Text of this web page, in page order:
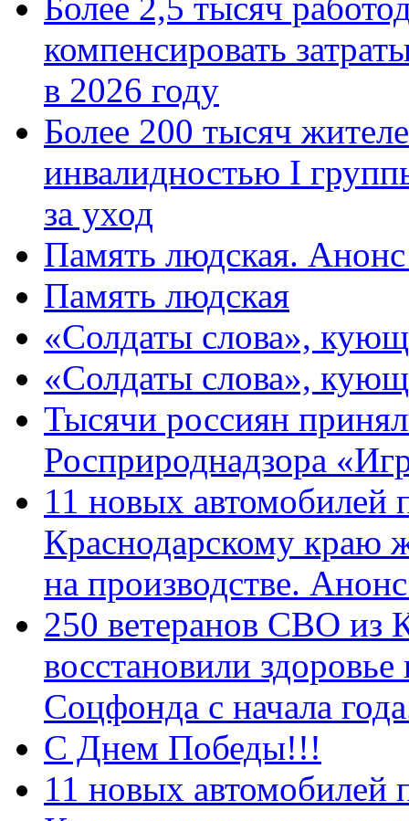
компенсировать
в 2026 году
Более 200 тысяч
инвалидностью I
за уход
Память людская.
Память людская
«Солдаты слова»,
«Солдаты слова»,
Тысячи россиян
Росприроднадзора
11 новых автомобилей
Краснодарскому краю
на производстве.
250 ветеранов СВО из
восстановили
Соцфонда с начала
С Днем Победы!!!
11 новых автомобилей